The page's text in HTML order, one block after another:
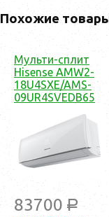
Похожие
Мульти-сплит
Hisense AMW2-
18U4SXE/AMS-
09UR4SVEDB65
83700 a